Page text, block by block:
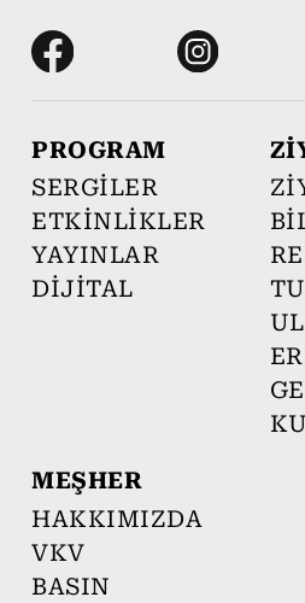
PROGRAM
SERGİLER
ETKİNLİKLER
YAYINLAR
DİJİTAL
MEŞHER
HAKKIMIZDA
VKV
BASIN